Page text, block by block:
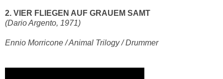
2. VIER FLIEGEN AUF GRAUEM SAMT
(Dario Argento, 1971)
Ennio Morricone / Animal Trilogy / Drummer